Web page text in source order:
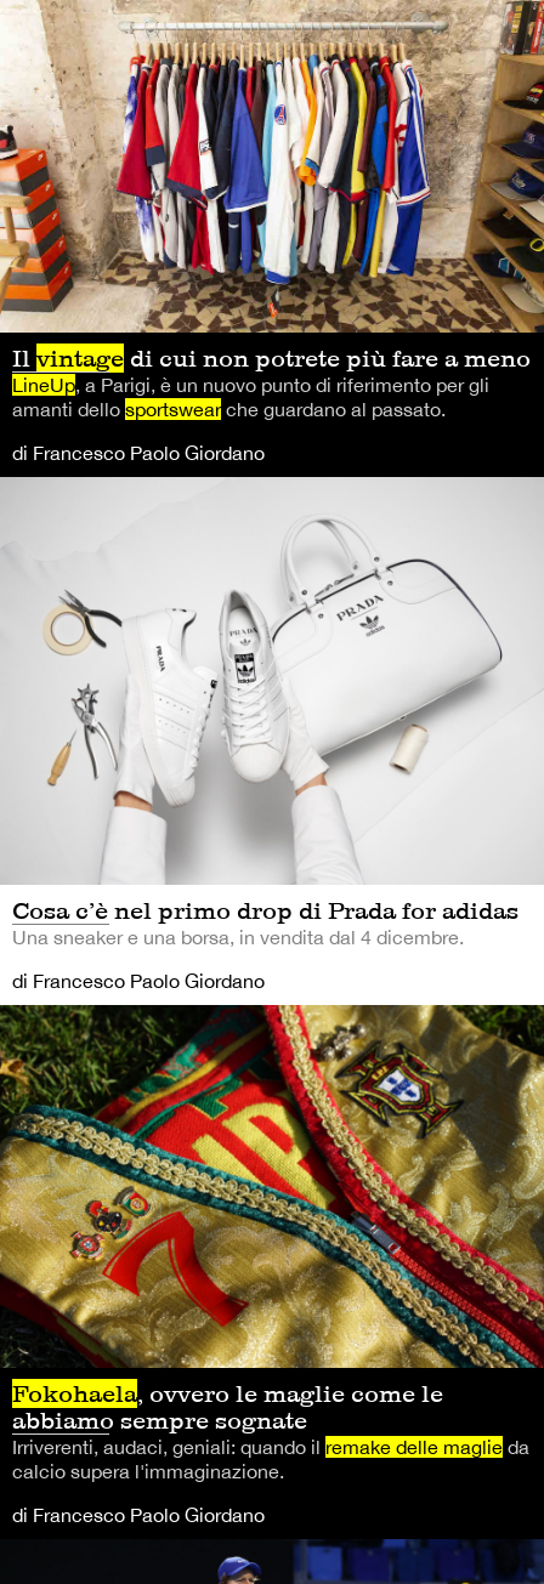
Il vintage di cui non potrete più fare a meno
LineUp, a Parigi, è un nuovo punto di riferimento per gli
amanti dello sportswear che guardano al passato.
di Francesco Paolo Giordano
Cosa c’è nel primo drop di Prada for adidas
Una sneaker e una borsa, in vendita dal 4 dicembre.
di Francesco Paolo Giordano
Fokohaela, ovvero le maglie come le
abbiamo sempre sognate
Irriverenti, audaci, geniali: quando il remake delle maglie da
calcio supera l'immaginazione.
di Francesco Paolo Giordano